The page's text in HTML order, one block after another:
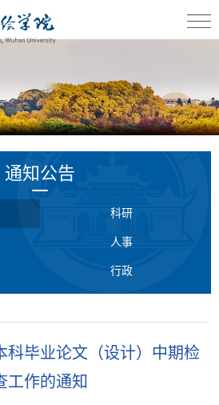
通知公告
科研
人事
行政
科毕业论文（设计）中期检
工作的通知